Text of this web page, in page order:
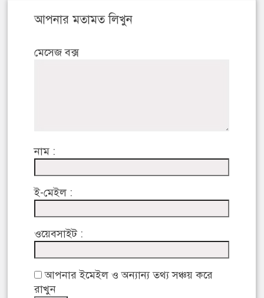
আপনার মতামত লিখুন
মেসেজ বক্স
নাম :
ই-মেইল :
ওয়েবসাইট :
আপনার ইমেইল ও অন্যান্য তথ্য সঞ্চয় করে
রাখুন